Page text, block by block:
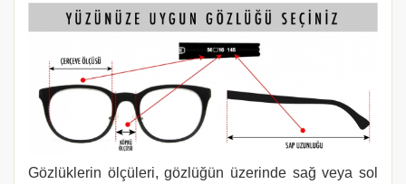
Gözlüklerin ölçüleri, gözlüğün üzerinde sağ veya sol